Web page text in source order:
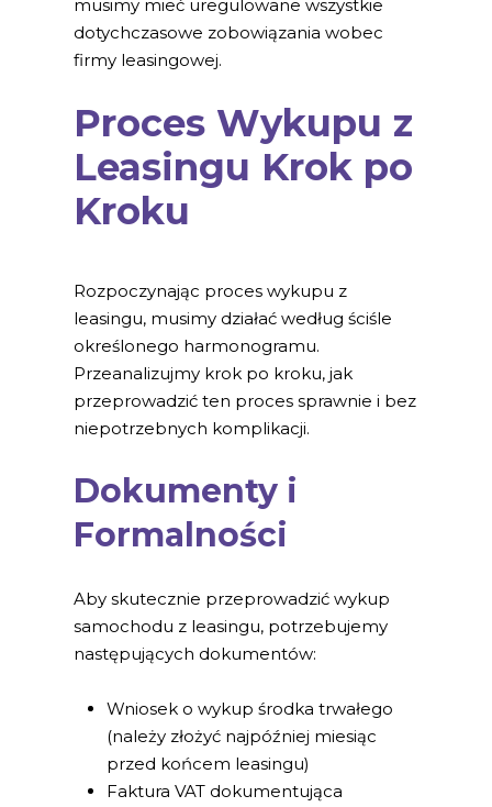
musimy mieć uregulowane wszystkie
dotychczasowe zobowiązania wobec
firmy leasingowej.
Proces Wykupu z
Leasingu Krok po
Kroku
Rozpoczynając proces wykupu z
leasingu, musimy działać według ściśle
określonego harmonogramu.
Przeanalizujmy krok po kroku, jak
przeprowadzić ten proces sprawnie i bez
niepotrzebnych komplikacji.
Dokumenty i
Formalności
Aby skutecznie przeprowadzić wykup
samochodu z leasingu, potrzebujemy
następujących dokumentów:
Wniosek o wykup środka trwałego
(należy złożyć najpóźniej miesiąc
przed końcem leasingu)
Faktura VAT dokumentująca